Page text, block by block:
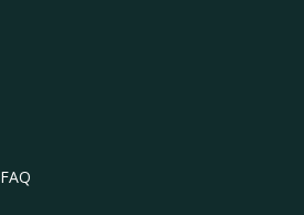
FAQ